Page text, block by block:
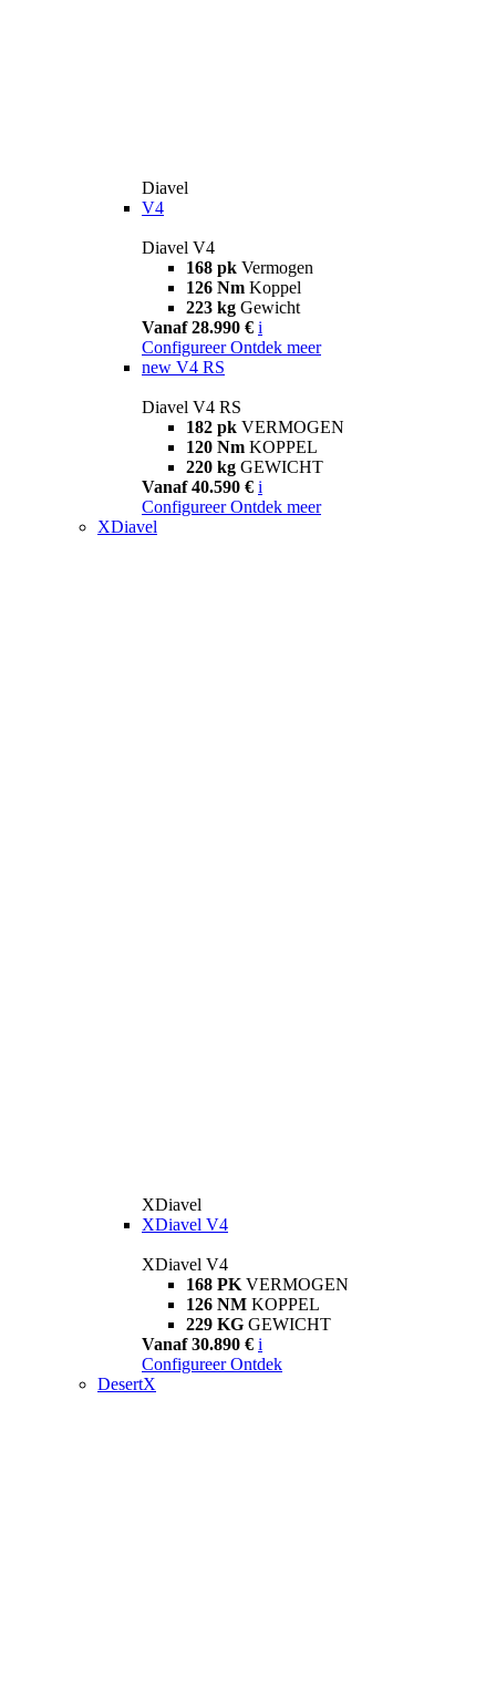
Diavel
V4
Diavel V4
168 pk Vermogen
126 Nm Koppel
223 kg Gewicht
Vanaf 28.990 € i
Configureer Ontdek meer
new V4 RS
Diavel V4 RS
182 pk VERMOGEN
120 Nm KOPPEL
220 kg GEWICHT
Vanaf 40.590 € i
Configureer Ontdek meer
XDiavel
XDiavel
XDiavel V4
XDiavel V4
168 PK VERMOGEN
126 NM KOPPEL
229 KG GEWICHT
Vanaf 30.890 € i
Configureer Ontdek
DesertX